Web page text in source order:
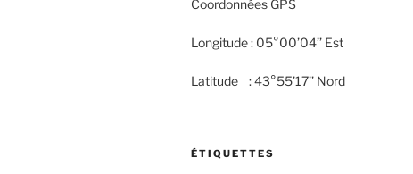
Coordonnées GPS
Longitude : 05°00’04’’ Est
Latitude : 43°55’17’’ Nord
ÉTIQUETTES